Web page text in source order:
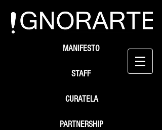
STAFF
MANIFESTO
PARTNERSHIP
CURATELA